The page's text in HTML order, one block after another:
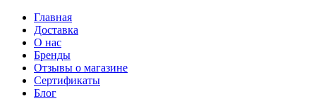
Главная
Доставка
О нас
Бренды
Отзывы о магазине
Сертификаты
Блог